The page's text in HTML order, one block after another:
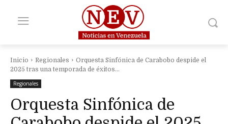
Inicio Regionales
Orquesta Sinfónica de Carabobo despide el
2025 tras una temporada de éxitos...
Regionales
Orquesta Sinfónica de